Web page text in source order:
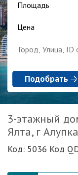
Площадь
Цена
Подобрать
3-этажный
Ялта, г
Код: 5036 Код